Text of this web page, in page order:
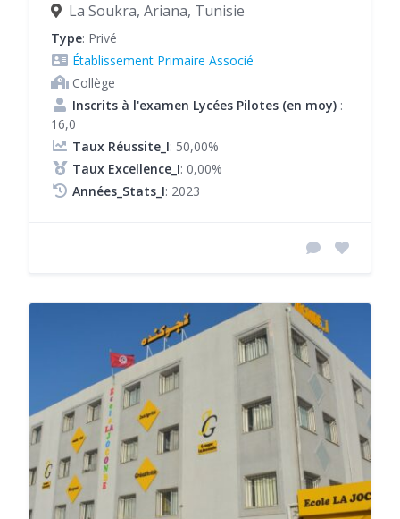
La Soukra, Ariana, Tunisie
Type: Privé
Établissement Primaire Associé
Collège
Inscrits à l'examen Lycées Pilotes (en moy) :
16,0
Taux Réussite_I: 50,00%
Taux Excellence_I: 0,00%
Années_Stats_I: 2023